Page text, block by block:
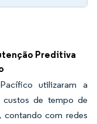
Preditiva
utilizaram a
custos de tempo de
contando com redes